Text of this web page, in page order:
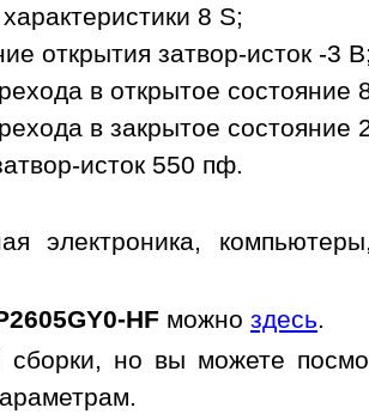
8 S;
открытия затвор-исток -3 В;
в открытое состояние
в закрытое состояние
исток 550 пф.
электроника,
HF можно здесь.
но вы можете